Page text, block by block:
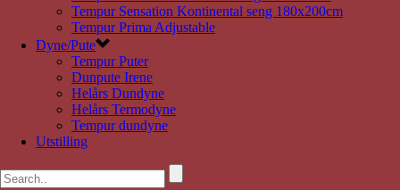
Tempur Sensation Kontinental seng 180x200cm
Tempur Prima Adjustable
Dyne/Pute
Tempur Puter
Dunpute Irene
Helårs Dundyne
Helårs Termodyne
Tempur dundyne
Utstilling